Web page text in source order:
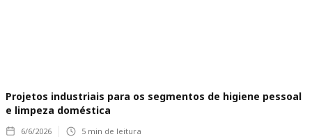
Projetos industriais para os segmentos de higiene pessoal
e limpeza doméstica
6/6/2026 5 min de leitura